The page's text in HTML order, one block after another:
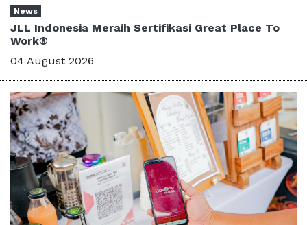
News
JLL Indonesia Meraih Sertifikasi Great Place To
Work®
04 August 2026